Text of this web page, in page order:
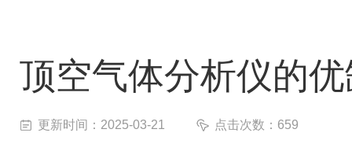
顶空气体分析仪的
更新时间：2025-03-21 点击次数：659